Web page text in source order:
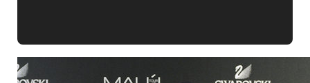
Kiko Matamoros y Lydia Lozano: "Nuestro público es de todas las edades y RTVE tiene un público muy pegado a las novelas, al que tenemos que captar"